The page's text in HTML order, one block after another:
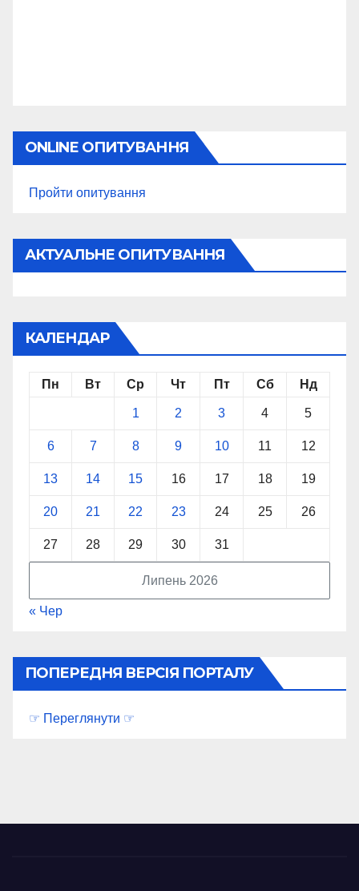
ONLINE ОПИТУВАННЯ
Пройти опитування
АКТУАЛЬНЕ ОПИТУВАННЯ
КАЛЕНДАР
Липень 2026
Пн Вт Ср Чт Пт Сб Нд
1 2 3 4 5
6 7 8 9 10 11 12
13 14 15 16 17 18 19
20 21 22 23 24 25 26
27 28 29 30 31
« Чер
ПОПЕРЕДНЯ ВЕРСІЯ ПОРТАЛУ
☞ Переглянути ☞